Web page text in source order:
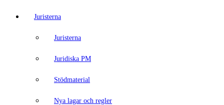
Juristerna
Juristerna
Juridiska PM
Stödmaterial
Nya lagar och regler